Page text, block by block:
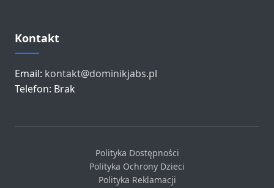
Kontakt
Email: kontakt@dominikjabs.pl
Telefon: Brak
Polityka Dostępności
Polityka Ochrony Dzieci
Polityka Reklamacji